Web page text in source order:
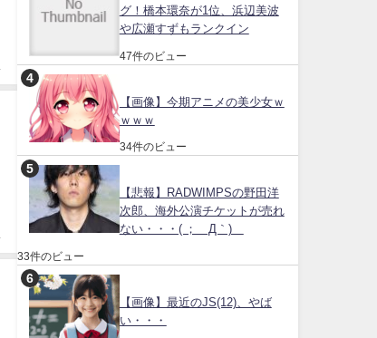
グ！橋本環奈が1位、浜辺美波
や広瀬すずもランクイン
47件のビュー
【画像】今期アニメの美少女ｗ
ｗｗｗ
34件のビュー
【悲報】RADWIMPSの野田洋
次郎、海外公演チケットが売れ
ない・・・( ；´Д｀)
33件のビュー
【画像】最近のJS(12)、やば
い・・・